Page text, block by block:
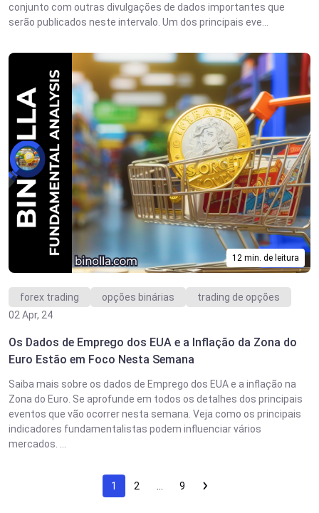
conjunto com outras divulgações de dados importantes que
serão publicados neste intervalo. Um dos principais eve...
12 min. de leitura
forex trading opções binárias
trading de opções
02 Apr, 24
Os Dados de Emprego dos EUA e a Inflação da Zona do
Euro Estão em Foco Nesta Semana
Saiba mais sobre os dados de Emprego dos EUA e a inflação na
Zona do Euro. Se aprofunde em todos os detalhes dos principais
eventos que vão ocorrer nesta semana. Veja como os principais
indicadores fundamentalistas podem influenciar vários
mercados. ...
1 2 9